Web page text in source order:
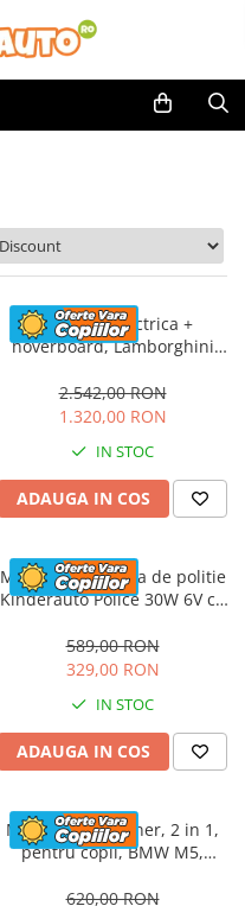
Masinuta electrica +
hoverboard, Lamborghini
premium, Rosu
2.542,00 RON
1.320,00 RON
IN STOC
ADAUGA IN COS
Masinuta electrica de politie
Kinderauto Police 30W 6V cu
bluetooth, culoare Alb
589,00 RON
329,00 RON
IN STOC
ADAUGA IN COS
Masinuta cu maner, 2 in 1,
pentru copii, BMW M5,
620,00 RON